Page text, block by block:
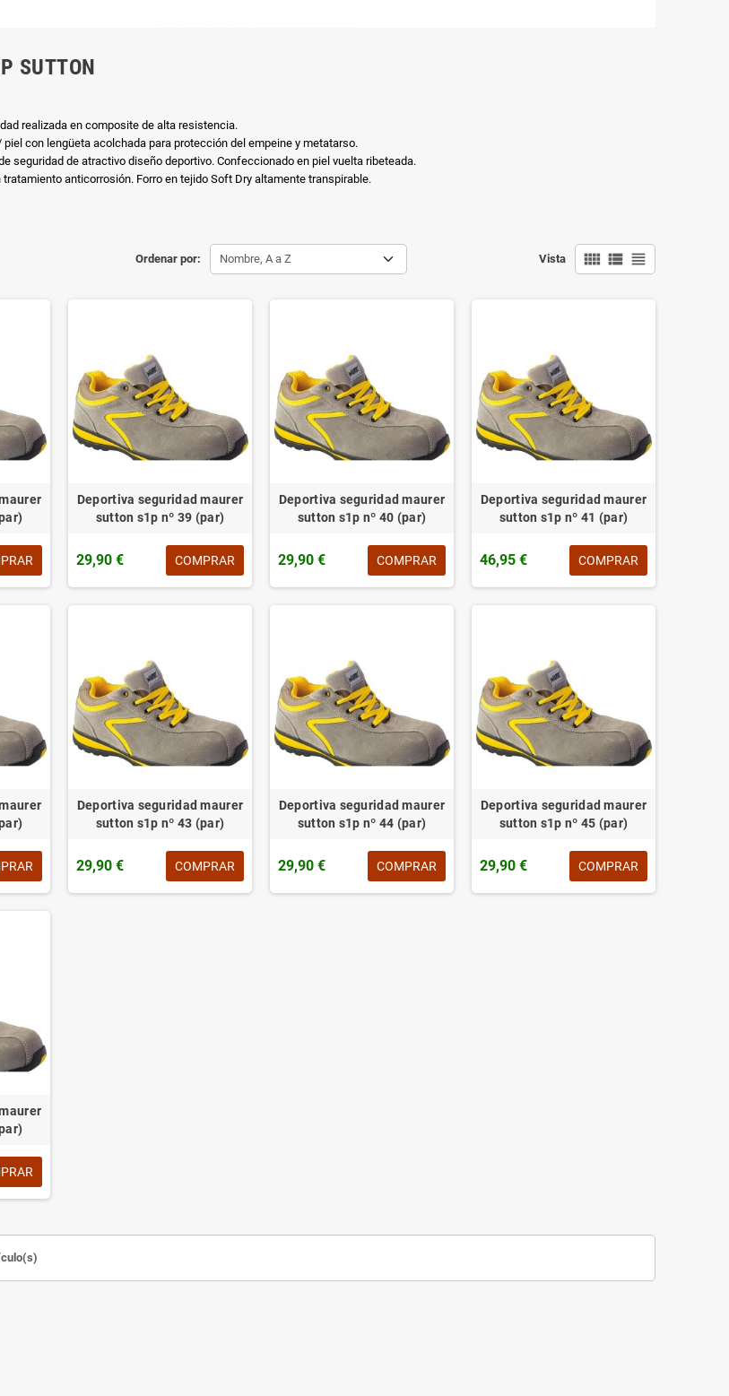
SUTTON
realizada en composite de alta resistencia.
con lengüeta acolchada para protección del empeine y metatarso.
seguridad de atractivo diseño deportivo. Confeccionado en piel vuelta ribeteada.
anticorrosión. Forro en tejido Soft Dry altamente transpirable.
Ordenar por: Nombre, A a Z Vista view_comfy view_list view_headline
Deportiva seguridad maurer
sutton s1p nº 39 (par)
29,90 € COMPRAR
Deportiva seguridad maurer
sutton s1p nº 40 (par)
29,90 € COMPRAR
Deportiva seguridad maurer
sutton s1p nº 41 (par)
46,95 € COMPRAR
Deportiva seguridad maurer
sutton s1p nº 43 (par)
29,90 € COMPRAR
Deportiva seguridad maurer
sutton s1p nº 44 (par)
29,90 € COMPRAR
Deportiva seguridad maurer
sutton s1p nº 45 (par)
29,90 € COMPRAR